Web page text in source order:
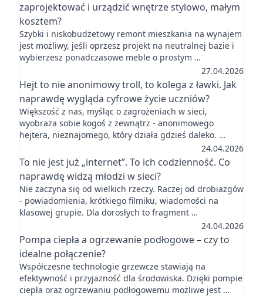
zaprojektować i urządzić wnętrze stylowo, małym
kosztem?
Szybki i niskobudżetowy remont mieszkania na wynajem
jest możliwy, jeśli oprzesz projekt na neutralnej bazie i
wybierzesz ponadczasowe meble o prostym …
27.04.2026
Hejt to nie anonimowy troll, to kolega z ławki. Jak
naprawdę wygląda cyfrowe życie uczniów?
Większość z nas, myśląc o zagrożeniach w sieci,
wyobraża sobie kogoś z zewnątrz - anonimowego
hejtera, nieznajomego, który działa gdzieś daleko. …
24.04.2026
To nie jest już „internet”. To ich codzienność. Co
naprawdę widzą młodzi w sieci?
Nie zaczyna się od wielkich rzeczy. Raczej od drobiazgów
- powiadomienia, krótkiego filmiku, wiadomości na
klasowej grupie. Dla dorosłych to fragment …
24.04.2026
Pompa ciepła a ogrzewanie podłogowe – czy to
idealne połączenie?
Współczesne technologie grzewcze stawiają na
efektywność i przyjazność dla środowiska. Dzięki pompie
ciepła oraz ogrzewaniu podłogowemu możliwe jest …